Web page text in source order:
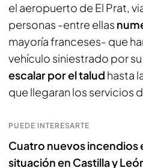
el aeropuerto de El Prat,
personas -entre ellas
mayoría franceses- que
vehículo siniestrado por
escalar por el talud hasta
que llegaran los servicios
PUEDE INTERESARTE
Cuatro nuevos incendios
situación en Castilla y